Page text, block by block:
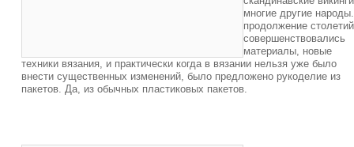
многие другие
продолжение столетий
совершенствовались
материалы, новые
техники вязания, и практически когда в вязании нельзя уже было
внести существенных изменений, было предложено рукоделие из
пакетов. Да, из обычных пластиковых пакетов.